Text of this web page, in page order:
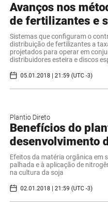
Avanços nos
de fertilizantes e
Sistemas que configuram o
distribuição de fertilizantes a
projetados para operar em
distribuidores esteira e discos
05.01.2018 | 21:59 (UTC -3)
Plantio Direto
Benefícios do
desenvolvimento
Efeitos da matéria orgânica em
palhada e à aplicação de
na cultura da soja
02.01.2018 | 21:59 (UTC -3)